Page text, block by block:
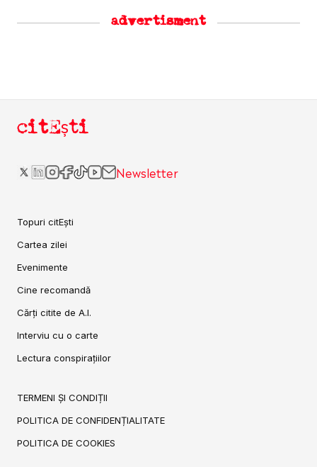
advertisment
citEști
Newsletter
Topuri citEști
Cartea zilei
Evenimente
Cine recomandă
Cărți citite de A.I.
Interviu cu o carte
Lectura conspirațiilor
TERMENI ȘI CONDIȚII
POLITICA DE CONFIDENȚIALITATE
POLITICA DE COOKIES